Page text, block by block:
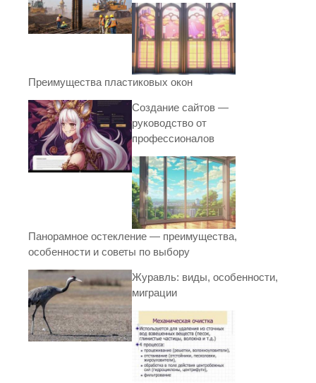
Преимущества пластиковых окон
Создание сайтов —
руководство от
профессионалов
Панорамное остекление — преимущества,
особенности и советы по выбору
Журавль: виды, особенности,
миграции